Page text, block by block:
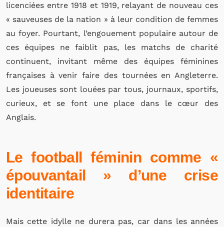
licenciées entre 1918 et 1919, relayant de nouveau ces
« sauveuses de la nation » à leur condition de femmes
au foyer. Pourtant, l’engouement populaire autour de
ces équipes ne faiblit pas, les matchs de charité
continuent, invitant même des équipes féminines
françaises à venir faire des tournées en Angleterre.
Les joueuses sont louées par tous, journaux, sportifs,
curieux, et se font une place dans le cœur des
Anglais.
Le football féminin comme «
épouvantail » d’une crise
identitaire
Mais cette idylle ne durera pas, car dans les années